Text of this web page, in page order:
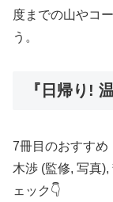
度までの山やコ
う。
『日帰り!
7冊目のおすすめ
木渉 (監修, 写真
ェック👇